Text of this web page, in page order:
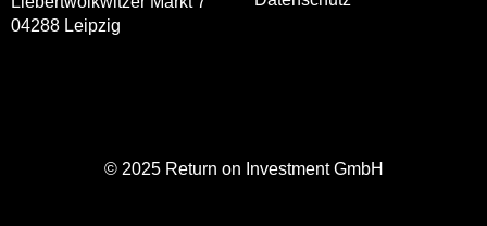
04288 Leipzig
© 2025 Return on Investment GmbH